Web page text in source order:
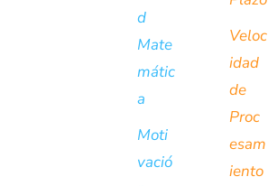
d
Mate
mátic
a
Moti
vació
Veloc
idad
de
Proc
esam
iento